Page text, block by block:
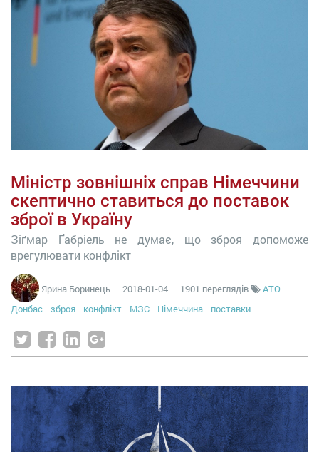
Міністр зовнішніх справ Німеччини
скептично ставиться до поставок
зброї в Україну
Зіґмар Ґабріель не думає, що зброя допоможе
врегулювати конфлікт
Ярина Боринець — 2018-01-04 — 1901 переглядів
АТО
Донбас
зброя конфлікт МЗС Німеччина поставки